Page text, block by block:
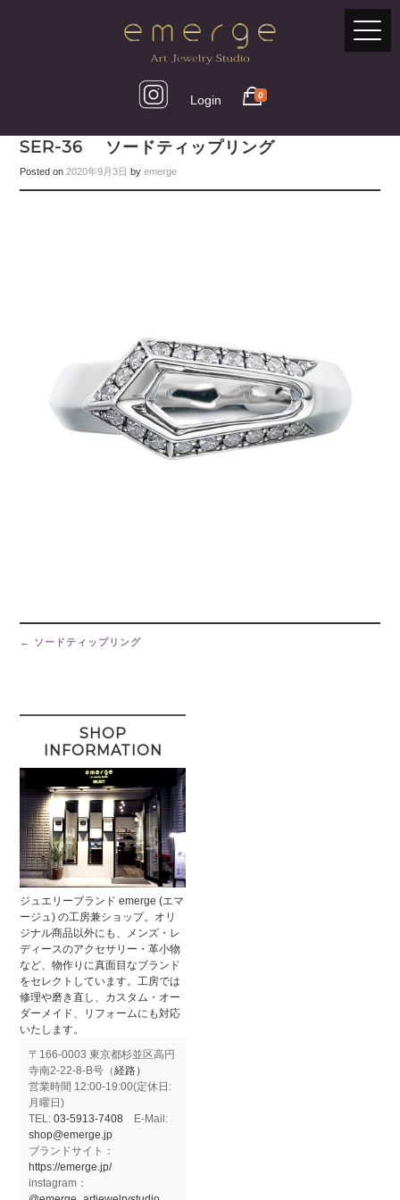
Login 0
SER-36 ソードティップリング
Posted on2020年9月3日 byemerge
Post
navigation
← ソードティップリング
SHOP
INFORMATION
ジュエリーブランド emerge (エマ
ージュ) の工房兼ショップ。オリ
ジナル商品以外にも、メンズ・レ
ディースのアクセサリー・革小物
など、物作りに真面目なブランド
をセレクトしています。工房では
修理や磨き直し、カスタム・オー
ダーメイド、リフォームにも対応
いたします。
〒166-0003 東京都杉並区高円
寺南2-22-8-B号（経路）
営業時間 12:00-19:00(定休日:
月曜日)
TEL:03-5913-7408 E-Mail:
shop@emerge.jp
ブランドサイト：
https://emerge.jp/
instagram：